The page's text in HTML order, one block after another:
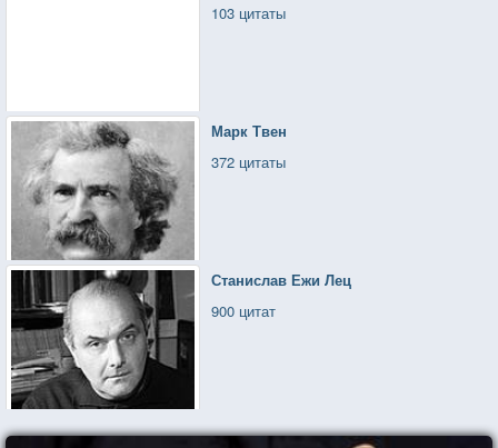
103 цитаты
Марк Твен
372 цитаты
Станислав Ежи Лец
900 цитат